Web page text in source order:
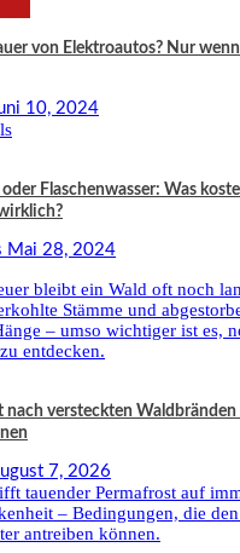
von Elektroautos? Nur
10, 2024
Flaschenwasser: Was
Mai 28, 2024
nach versteckten
7, 2026